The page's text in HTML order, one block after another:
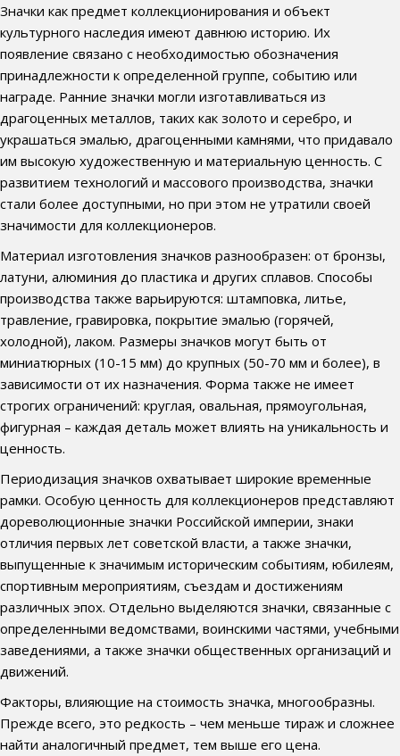
Значки как предмет коллекционирования и объект
культурного наследия имеют давнюю историю. Их
появление связано с необходимостью обозначения
принадлежности к определенной группе, событию или
награде. Ранние значки могли изготавливаться из
драгоценных металлов, таких как золото и серебро, и
украшаться эмалью, драгоценными камнями, что придавало
им высокую художественную и материальную ценность. С
развитием технологий и массового производства, значки
стали более доступными, но при этом не утратили своей
значимости для коллекционеров.
Материал изготовления значков разнообразен: от бронзы,
латуни, алюминия до пластика и других сплавов. Способы
производства также варьируются: штамповка, литье,
травление, гравировка, покрытие эмалью (горячей,
холодной), лаком. Размеры значков могут быть от
миниатюрных (10-15 мм) до крупных (50-70 мм и более), в
зависимости от их назначения. Форма также не имеет
строгих ограничений: круглая, овальная, прямоугольная,
фигурная – каждая деталь может влиять на уникальность и
ценность.
Периодизация значков охватывает широкие временные
рамки. Особую ценность для коллекционеров представляют
дореволюционные значки Российской империи, знаки
отличия первых лет советской власти, а также значки,
выпущенные к значимым историческим событиям, юбилеям,
спортивным мероприятиям, съездам и достижениям
различных эпох. Отдельно выделяются значки, связанные с
определенными ведомствами, воинскими частями, учебными
заведениями, а также значки общественных организаций и
движений.
Факторы, влияющие на стоимость значка, многообразны.
Прежде всего, это редкость – чем меньше тираж и сложнее
найти аналогичный предмет, тем выше его цена.